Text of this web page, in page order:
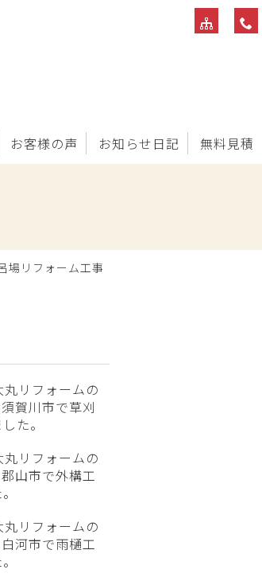
お客様の声 お知らせ日記 無料見積
場リフォーム工事
リフォームの
賀川市で草刈
た。
リフォームの
山市で外構工
リフォームの
河市で雨樋工